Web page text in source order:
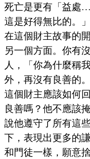
死亡是更有「益處
這是好得無比的。
在這個財主故事的
另一個方面。你有
人，「你為什麼稱
外，再沒有良善的
這個財主應該如何
良善嗎？他不應該
說他遵守了所有這
下，表現出更多的
和門徒一樣，願意